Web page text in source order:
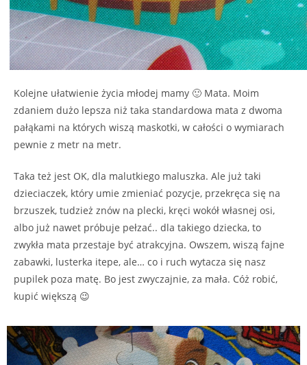
Kolejne ułatwienie życia młodej mamy 🙂 Mata. Moim
zdaniem dużo lepsza niż taka standardowa mata z dwoma
pałąkami na których wiszą maskotki, w całości o wymiarach
pewnie z metr na metr.
Taka też jest OK, dla malutkiego maluszka. Ale już taki
dzieciaczek, który umie zmieniać pozycje, przekręca się na
brzuszek, tudzież znów na plecki, kręci wokół własnej osi,
albo już nawet próbuje pełzać.. dla takiego dziecka, to
zwykła mata przestaje być atrakcyjna. Owszem, wiszą fajne
zabawki, lusterka itepe, ale… co i ruch wytacza się nasz
pupilek poza matę. Bo jest zwyczajnie, za mała. Cóż robić,
kupić większą 😉